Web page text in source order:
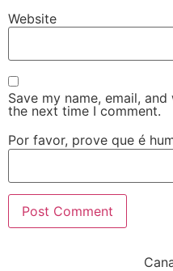
Website
Save my name, email,
the next time I comment.
Por favor, prove que é